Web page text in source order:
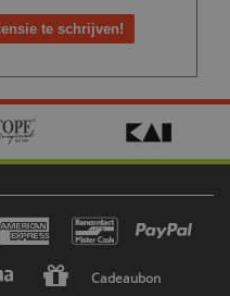
te schrijven!
Cadeaubon